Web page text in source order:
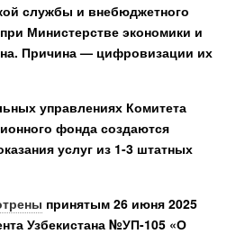
службы и внебюджетного
Министерстве экономики и
Причина — цифровизации их
управлениях Комитета
фонда создаются
услуг из 1-3 штатных
принятым 26 июня 2025
Узбекистана №УП-105 «О